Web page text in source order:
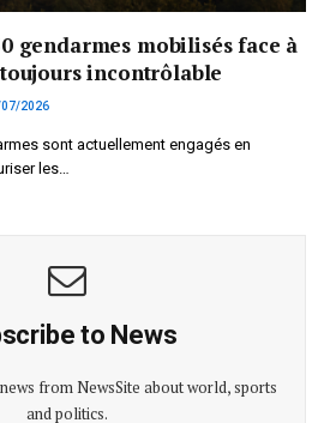
gendarmes mobilisés face à
incontrôlable
2026
sont actuellement engagés en
les…
to News
from NewsSite about world, sports
and politics.